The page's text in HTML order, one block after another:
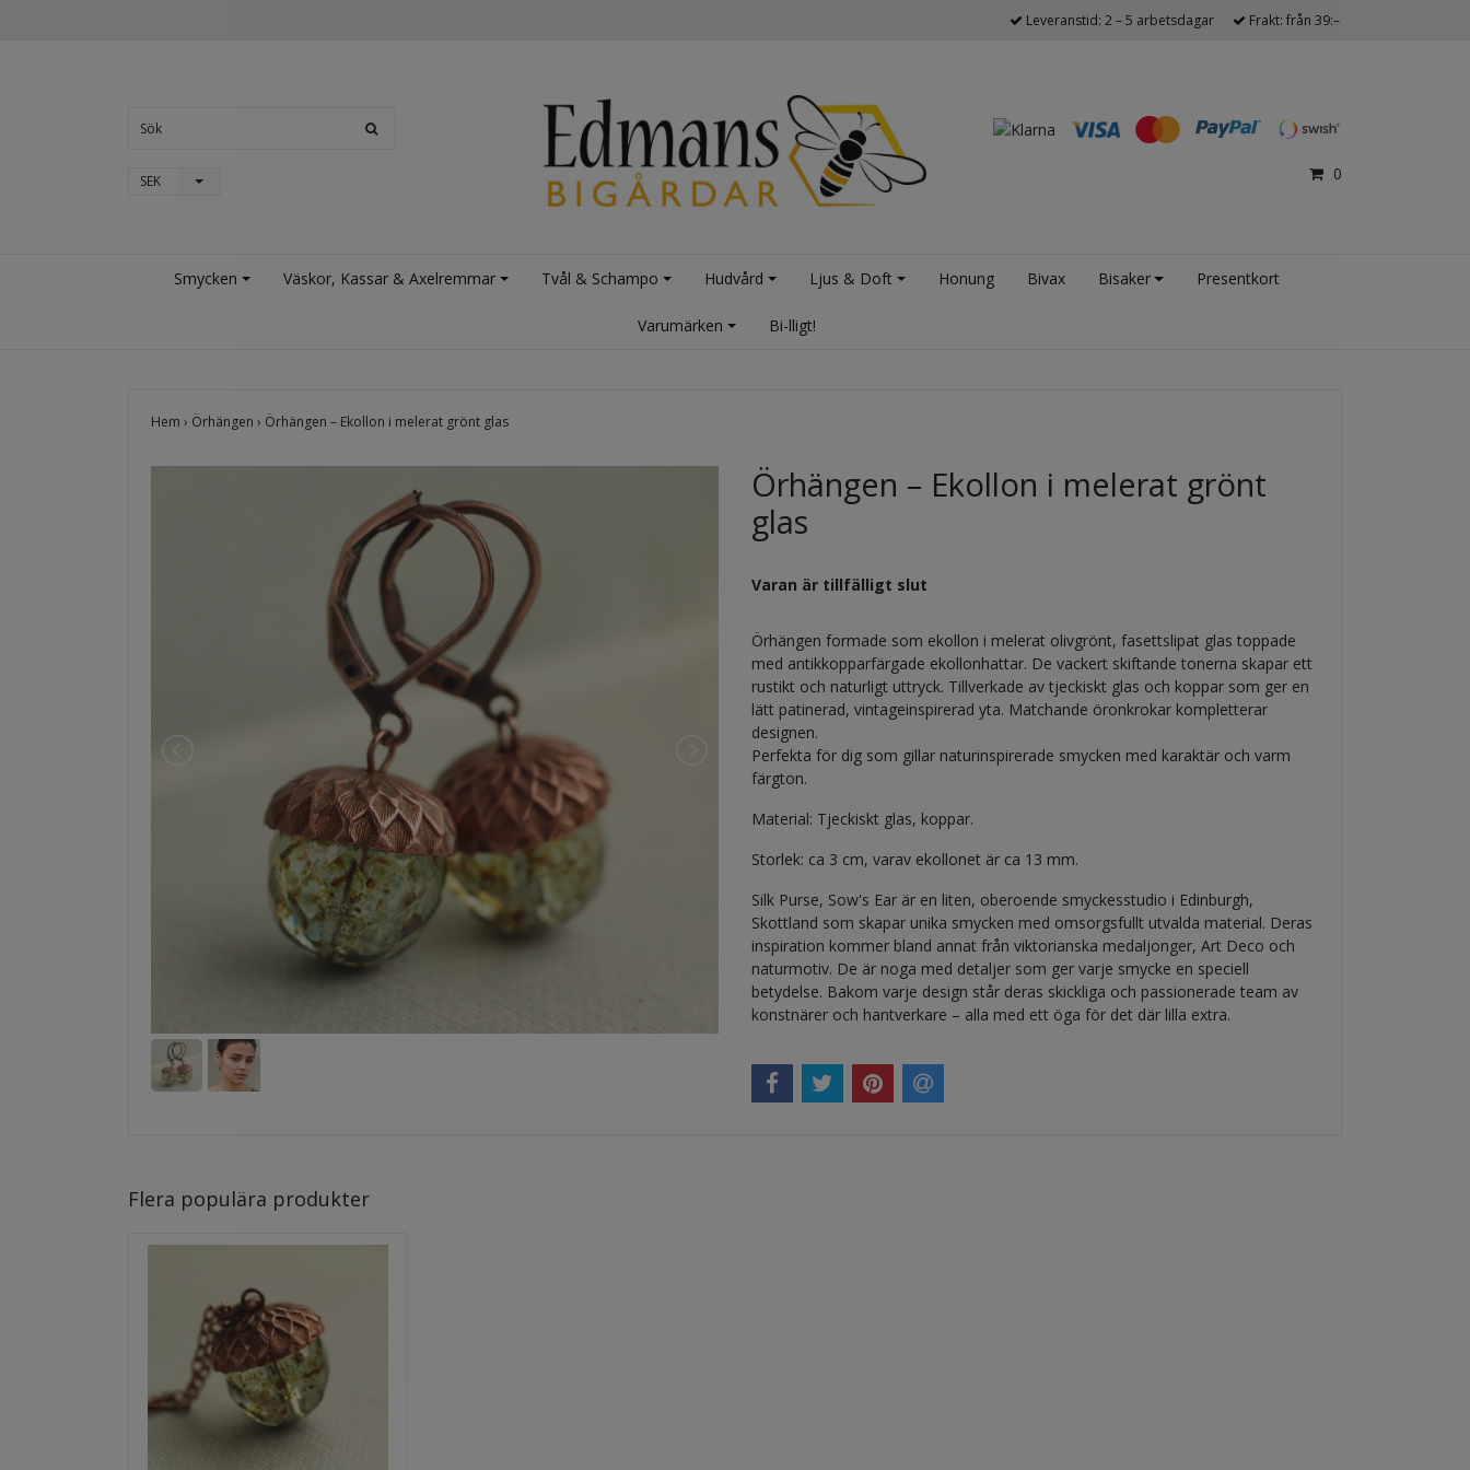
Leveranstid: 2 – 5 arbetsdagar Frakt: från 39:–
SEK 0
Smycken Väskor, Kassar & Axelremmar Tvål & Schampo Hudvård Ljus & Doft Honung Bivax Bisaker Presentkort
Varumärken Bi-lligt!
Hem › Örhängen › Örhängen – Ekollon i melerat grönt glas
Örhängen – Ekollon i melerat grönt
glas
Varan är tillfälligt slut
Örhängen formade som ekollon i melerat olivgrönt, fasettslipat glas toppade
med antikkopparfärgade ekollonhattar. De vackert skiftande tonerna skapar ett
rustikt och naturligt uttryck. Tillverkade av tjeckiskt glas och koppar som ger en
lätt patinerad, vintageinspirerad yta. Matchande öronkrokar kompletterar
designen.
Perfekta för dig som gillar naturinspirerade smycken med karaktär och varm
färgton.
Material: Tjeckiskt glas, koppar.
Storlek: ca 3 cm, varav ekollonet är ca 13 mm.
Silk Purse, Sow's Ear är en liten, oberoende smyckesstudio i Edinburgh,
Skottland som skapar unika smycken med omsorgsfullt utvalda material. Deras
inspiration kommer bland annat från viktorianska medaljonger, Art Deco och
naturmotiv. De är noga med detaljer som ger varje smycke en speciell
betydelse. Bakom varje design står deras skickliga och passionerade team av
konstnärer och hantverkare – alla med ett öga för det där lilla extra.
Flera populära produkter